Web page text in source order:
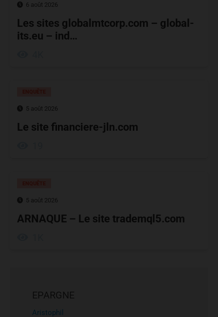
6 août 2026
Les sites globalmtcorp.com – global-
its.eu – ind…
5 août 2026
Le site financiere-jln.com
5 août 2026
ARNAQUE – Le site trademql5.com
EPARGNE
Aristophil